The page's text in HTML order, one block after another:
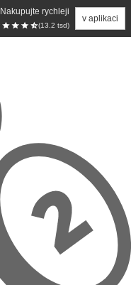
Nakupujte rychleji
(13.2 tsd)
v aplikaci